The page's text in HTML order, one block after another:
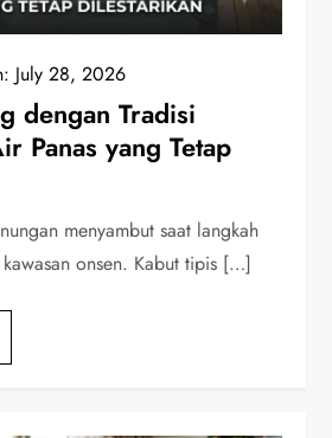
July 28, 2026
dengan Tradisi
Panas yang Tetap
menyambut saat langkah
kawasan onsen. Kabut tipis […]